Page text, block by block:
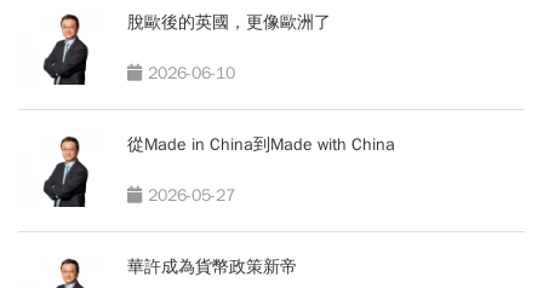
脫歐後的英國，更像歐洲了
2026-06-10
從Made in China到Made with China
2026-05-27
華許成為貨幣政策新帝